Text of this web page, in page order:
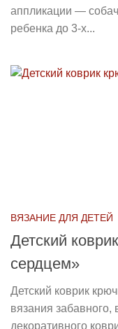
аппликации —
ребенка до 3-х...
ВЯЗАНИЕ ДЛЯ ДЕТЕЙ
Детский
сердцем»
Детский коврик
вязания забавного,
декоративного